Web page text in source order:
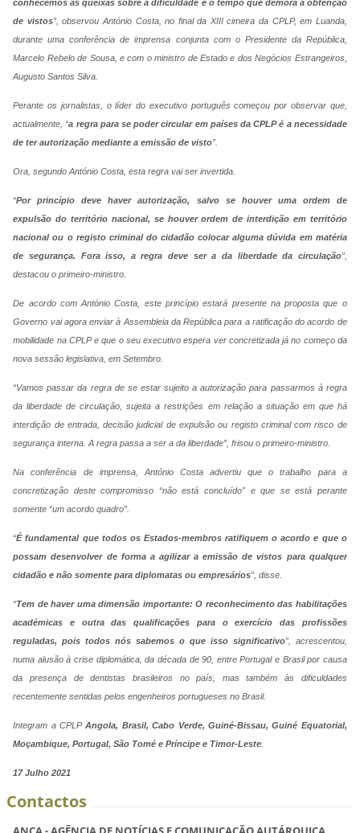
conhecemos as queixas sobre a dificuldade e o tempo que demora a obtenção
de vistos”, observou António Costa, no final da XIII cimeira da CPLP, em Luanda,
durante uma conferência de imprensa conjunta com o Presidente da República,
Marcelo Rebelo de Sousa, e com o ministro de Estado e dos Negócios Estrangeiros,
Augusto Santos Silva.
Perante os jornalistas, o líder do executivo português começou por observar que,
actualmente, “a regra para se poder circular em países da CPLP é a necessidade
de ter autorização mediante a emissão de visto”.
Ora, segundo António Costa, esta regra vai ser invertida.
“Por princípio deve haver autorização, salvo se houver uma ordem de
expulsão do território nacional, se houver ordem de interdição em território
nacional ou o registo criminal do cidadão colocar alguma dúvida em matéria
de segurança. Fora isso, a regra deve ser a da liberdade da circulação”,
destacou o primeiro-ministro.
De acordo com António Costa, este princípio estará presente na proposta que o
Governo vai agora enviar à Assembleia da República para a ratificação do acordo de
mobilidade na CPLP e que o seu executivo espera ver concretizada já no começo da
nova sessão legislativa, em Setembro.
“Vamos passar da regra de se estar sujeito a autorização para passarmos à regra
da liberdade de circulação, sujeita a restrições em relação a situação em que há
interdição de entrada, decisão judicial de expulsão ou registo criminal com risco de
segurança interna. A regra passa a ser a da liberdade”, frisou o primeiro-ministro.
Na conferência de imprensa, António Costa advertiu que o trabalho para a
concretização deste compromisso “não está concluído” e que se está perante
somente “um acordo quadro”.
“É fundamental que todos os Estados-membros ratifiquem o acordo e que o
possam desenvolver de forma a agilizar a emissão de vistos para qualquer
cidadão e não somente para diplomatas ou empresários”, disse.
“Tem de haver uma dimensão importante: O reconhecimento das habilitações
académicas e outra das qualificações para o exercício das profissões
reguladas, pois todos nós sabemos o que isso significativo”, acrescentou,
numa alusão à crise diplomática, da década de 90, entre Portugal e Brasil por causa
da presença de dentistas brasileiros no país, mas também às dificuldades
recentemente sentidas pelos engenheiros portugueses no Brasil.
Integram a CPLPAngola, Brasil, Cabo Verde, Guiné-Bissau, Guiné Equatorial,
Moçambique, Portugal, São Tomé e Príncipe e Timor-Leste
17 Julho 2021
Contactos